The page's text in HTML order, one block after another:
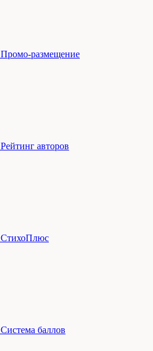
Промо-размещение
Рейтинг авторов
СтихоПлюс
Система баллов